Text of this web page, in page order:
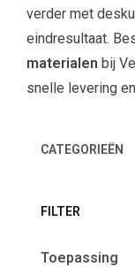
verder met
eindresultaat.
materialen bij
snelle levering
CATEGORIEËN
FILTER
Toepassing